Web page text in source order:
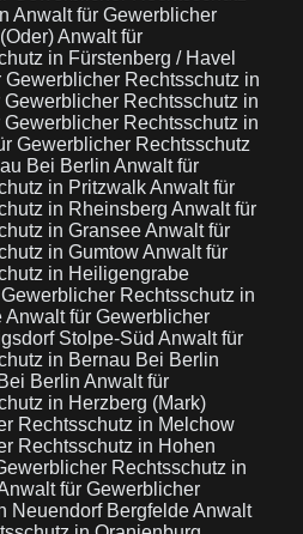
Anwalt für Gewerblicher
Anwalt für
in Fürstenberg / Havel
Gewerblicher Rechtsschutz in
Rechtsschutz in
Rechtsschutz in
Gewerblicher Rechtsschutz
Bei Berlin Anwalt für
in PritzwalkAnwalt für
in Rheinsberg Anwalt für
in GranseeAnwalt für
in GumtowAnwalt für
in Heiligengrabe
Rechtsschutz in
Anwalt für Gewerblicher
Stolpe-Süd Anwalt für
in Bernau Bei Berlin
Berlin Anwalt für
in Herzberg (Mark)
Rechtsschutz in Melchow
Rechtsschutz in Hohen
Rechtsschutz in
für Gewerblicher
Neuendorf BergfeldeAnwalt